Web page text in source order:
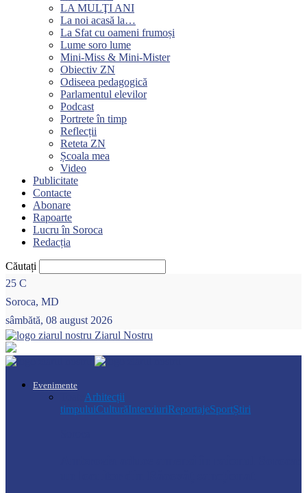
LA MULŢI ANI
La noi acasă la…
La Sfat cu oameni frumoși
Lume soro lume
Mini-Miss & Mini-Mister
Obiectiv ZN
Odiseea pedagogică
Parlamentul elevilor
Podcast
Portrete în timp
Reflecții
Reteta ZN
Școala mea
Video
Publicitate
Contacte
Abonare
Rapoarte
Lucru în Soroca
Redacția
Căutați
25 C
Soroca, MD
sâmbătă, 08 august 2026
Ziarul Nostru
Evenimente
Arhitecții
timpuluiCulturăInterviuriReportajeSportȘtiri